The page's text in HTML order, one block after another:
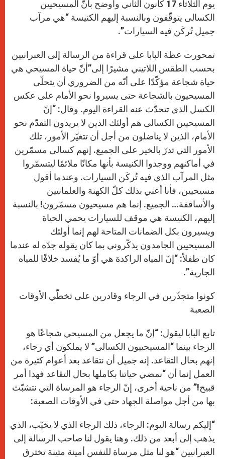
يوم الثلاثاء 17 كانون الثاني وأوضح بأنّ المسيحيين
الكسالى يتوقّفون وبالنسبة إليهم الكنيسة “هي مرآب
جميل تُركَن فيه السيارات”.
تمحورت عظة البابا على قراءة من الرسالة إلى العبرانيين
بحسب الطقس اللاتيني مشيرًا إلى”أنّ حياة المسيحي هي
حياة شجاعة مؤكّدًا على أنّه من الضروري أن يتحلّى
المسيحيون بالشجاعة حتى يسيروا نحو الأمام على عكس
الكسل الذي تتحدّث عنه القراءة اليوم. وقال: “إنّ
المسيحيين الكسالى هم أولئك الذين لا يريدون التقدّم نحو
الأمام، الذين لا يناضلون من أجل أن تتغيّر الأمور، تلك
الأمور التي تدرّ بالخير على الجميع. إنهم كسالى مسمّرين
في أماكنهم ووجدوا الكنيسة بأنها مكانًا ملائمًا ليتسمّروا
مثل المرآب الذي فيه تُركَن السيارات. وعندما أقول
مسيحيين، فأنا أعني بذلك كلّ الكهنة والعلمانيين
والأساقفة… الجميع. إنما هم مسيحيون مسمّرون! بالنسبة
إليهم، الكنيسة هي موقف للسيارات يحمي الحياة
ويسيرون بكل الضمانات المتاحة لهم إنما أولئك
المسيحيين الجامدون يذكّروني بما كان يقوله جدّه له عندما
كان طفلاً: “إنّ المياه الراكدة هي أوّ ما يُفسد خلافًا للمياه
الجارية”.
كونوا متجذّرين في الرجاء وقادرين على تخطّي الأوقات
الصعبة
تابع البابا ليقول: “إنّ ما يجعل من المسيحي شجاعًا هو
الرجاء بينما “المسيحييون الكسالى” لا يملكون أي رجاء،
إنهم بحال التقاعد. إنه جميل أن نتقاعد بعد أعوام كثيرة من
العمل إنما أن “نمضي حياتنا بكاملها بحال التقاعد فهذا أمر
قبيح!” من ناحية أخرى، إنّ الرجاء هو المرساة التي نتشبّث
بها من أجل مواصلة الجهاد حتى في الأوقات الصعبة:
“إليكم رسالة اليوم: الرجاء، ذلك الرجاء الذي لا يخيّب، الذي
يذهب إلى أبعد من ذلك. وهنا يقول لنا صاحب الرسالة إلى
العبرانيين “هو لنا مثل مرساة للنفس أمينة متينة تخترق